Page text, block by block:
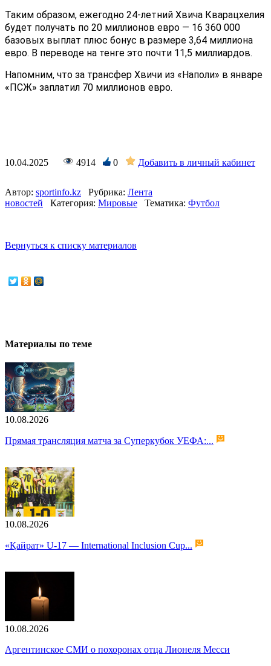
Таким образом, ежегодно 24-летний Хвича Кварацхелия
будет получать по 20 миллионов евро — 16 360 000
базовых выплат плюс бонус в размере 3,64 миллиона
евро. В переводе на тенге это почти 11,5 миллиардов.
Напомним, что за трансфер Хвичи из «Наполи» в январе
«ПСЖ» заплатил 70 миллионов евро.
10.04.2025 4914 0 Добавить в личный кабинет
Автор: sportinfo.kz Рубрика: Лента
новостей
Категория: Мировые Тематика: Футбол
Вернуться к списку материалов
Материалы по теме
10.08.2026
Прямая трансляция матча за Суперкубок УЕФА:...
10.08.2026
«Қайрат» U-17 — International Inclusion Cup...
10.08.2026
Аргентинское СМИ о похоронах отца Лионеля Месси